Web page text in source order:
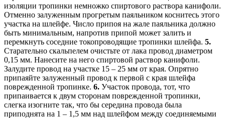
изоляции тропинки немножко спиртового раствора канифоли.
Отменно залуженным прогретым паяльником коснитесь этого
участка на шлейфе. Число припоя на жале паяльника должно
быть минимальным, напротив припой может залить и
перемкнуть соседние токопроводящие тропинки шлейфа. 5.
Старательно скальпелем очистьте от лака провод диаметром
0,15 мм. Нанесите на него спиртовой раствор канифоли.
Залудите провод на участке 15 – 25 мм от края. Опрятно
припаяйте залуженный провод к первой с края шлейфа
поврежденной тропинке. 6. Участок провода, тот, что
припаивается к двум сторонам поврежденной тропинки,
слегка изогните так, что бы середина провода была
приподнята на 1 – 1,5 мм над шлейфом между соединяемыми